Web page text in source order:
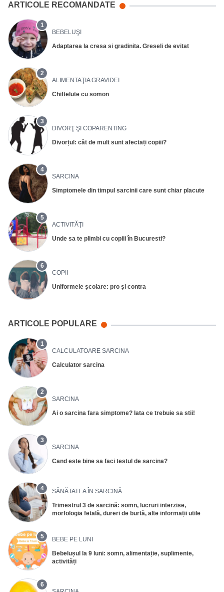
ARTICOLE RECOMANDATE
1
BEBELUŞI
Adaptarea la cresa si gradinita. Greseli de evitat
2
ALIMENTAŢIA GRAVIDEI
Chiftelute cu somon
3
DIVORŢ ŞI COPARENTING
Divorțul: cât de mult sunt afectați copiii?
4
SARCINA
Simptomele din timpul sarcinii care sunt chiar placute
5
ACTIVITĂŢI
Unde sa te plimbi cu copiii în Bucuresti?
6
COPII
Uniformele școlare: pro și contra
ARTICOLE POPULARE
1
CALCULATOARE SARCINA
Calculator sarcina
2
SARCINA
Ai o sarcina fara simptome? Iata ce trebuie sa stii!
3
SARCINA
Cand este bine sa faci testul de sarcina?
4
SĂNĂTATEA ÎN SARCINĂ
Trimestrul 3 de sarcină: somn, lucruri interzise,
morfologia fetală, dureri de burtă, alte informații utile
5
BEBE PE LUNI
Bebelușul la 9 luni: somn, alimentație, suplimente,
activități
6